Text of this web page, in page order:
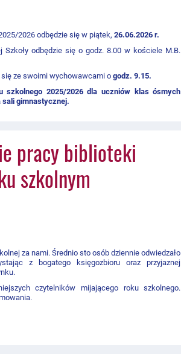
2026 odbędzie się w piątek,26.06.2026 r.
odbędzie się o godz. 8.00 w kościele M.B.
ze swoimi wychowawcami ogodz. 9.15.
szkolnego 2025/2026 dla uczniów klas ósmych
sali gimnastycznej.
pracy biblioteki
szkolnym
za nami. Średnio sto osób dziennie odwiedzało
z bogatego księgozbioru oraz przyjaznej
czytelników mijającego roku szkolnego.